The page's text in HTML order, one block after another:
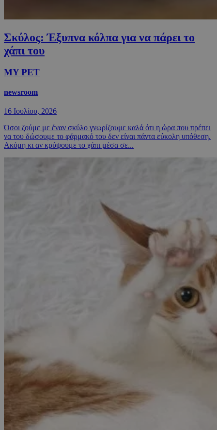
Σκύλος: Έξυπνα κόλπα για να πάρει το
χάπι του
MY PET
newsroom
16 Ιουλίου, 2026
Όσοι ζούμε με έναν σκύλο γνωρίζουμε καλά ότι η ώρα που πρέπει
να του δώσουμε το φάρμακό του δεν είναι πάντα εύκολη υπόθεση.
Ακόμη κι αν κρύψουμε το χάπι μέσα σε...